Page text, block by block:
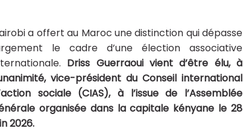
a offert au Maroc une distinction qui dépasse
le cadre d’une élection associative
Driss Guerraoui vient d’être élu, à
vice-président du Conseil international
sociale (CIAS), à l’issue de l’Assemblée
organisée dans la capitale kényane le 28
2026.